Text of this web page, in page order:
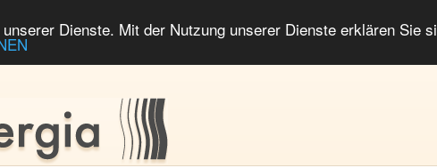
Dienste. Mit der Nutzung unserer Dienste erklären Sie